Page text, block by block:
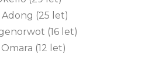
(25 let)
(16 let)
(12 let)